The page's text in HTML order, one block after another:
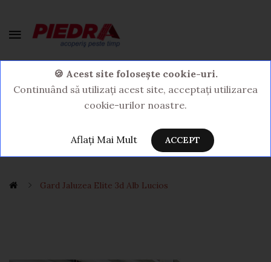
0 Produs(e) - 0,00LEI
Gard Jaluzea Elite 3d Alb Lucios
🍪 Acest site folosește cookie-uri.
Continuând să utilizați acest site, acceptați utilizarea
cookie-urilor noastre.
Aflați Mai Mult ACCEPT